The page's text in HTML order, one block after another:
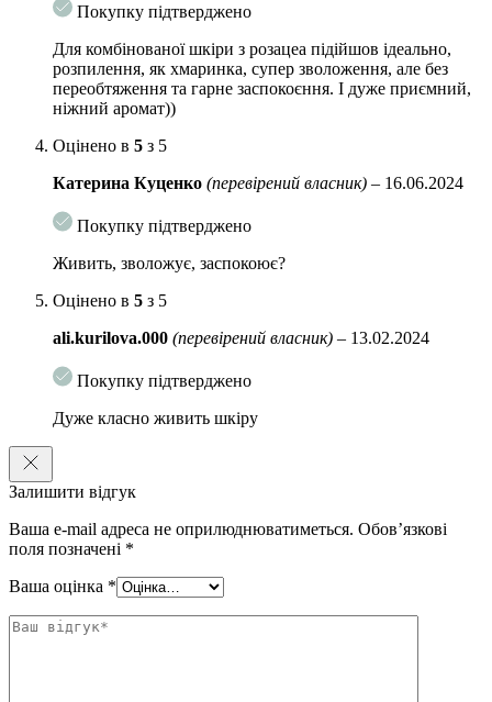
Екстракт азіатської центели
комфорт шкіри, її м’якість і збалансований стан
Пантенол– сприяє пом’якшенню шкіри, підтримує
зволоження та допомагає зменшити відчуття сухості
Екзосоми з азіатської центели
шкіри, зволоження та її доглянутий вигляд
Глутатіон– антиоксидантний компонент, який допомагає
більш рівному й охайному вигляду шкіри
Вітамін K1 (Phytonadione)
комфорт шкіри та її більш збалансований вигляд
м’якість, еластичність і доглянутий вигляд шкіри
Кераміди, лецитин, фосфоліпіди та фітостероли
Комплекс із 35 пептидів
пружному та доглянутому вигляду шкіри
Розпиліть засіб на очищену шкіру на відстані 20-30 см від обличчя.
Уникайте потрапляння в очі.
Покупку підтверджено
Для комбінованої шкіри з розацеа підійшов ідеально,
розпилення, як хмаринка, супер зволоження, але без
переобтяження та гарне заспокоєння. І дуже приємний,
ніжний аромат))
Оцінено в 5 з 5
Катерина Куценко (перевірений власник) – 16.06.2024
Покупку підтверджено
Живить, зволожує, заспокоює?
Оцінено в 5 з 5
ali.kurilova.000 (перевірений власник) – 13.02.2024
Покупку підтверджено
Дуже класно живить шкіру
Залишити відгук
Ваша e-mail адреса не оприлюднюватиметься. Обов’язкові
поля позначені *
Ваша оцінка *